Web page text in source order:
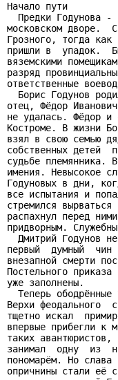
Начало пути
Предки Годунова -
московском дворе.
Грозного, тогда
пришли в  упадок.
вяземскими
разряд
ответственные
Борис Годунов
отец, Фёдор
не удалась. Фёдор и
Костроме. В жизни
взял в свою семью
собственных детей
судьбе племянника.
имения. Невысокое
Годуновых в дни,
все испытания и
стремился
распахнул перед
придворным.
Дмитрий Годунов
первый  думный
внезапной смерти
Постельного
уже заполнены.
Теперь ободрённые
Верхи феодального
тщетно искал
впервые прибегли к
таких
занимал  одну  из
пономарём. Но слава
опричнины стали её